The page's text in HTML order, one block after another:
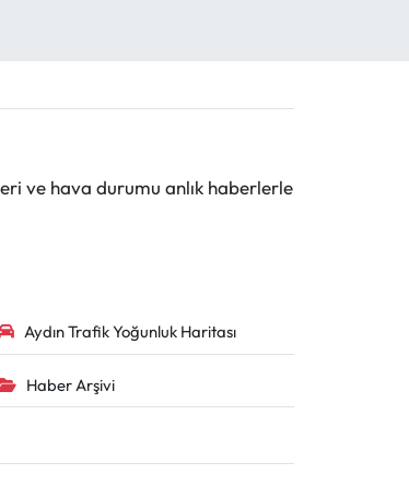
ve hava durumu anlık haberlerle
Aydın Trafik Yoğunluk Haritası
Haber Arşivi